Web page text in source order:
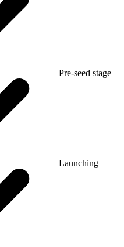
Pre-seed stage
Launching